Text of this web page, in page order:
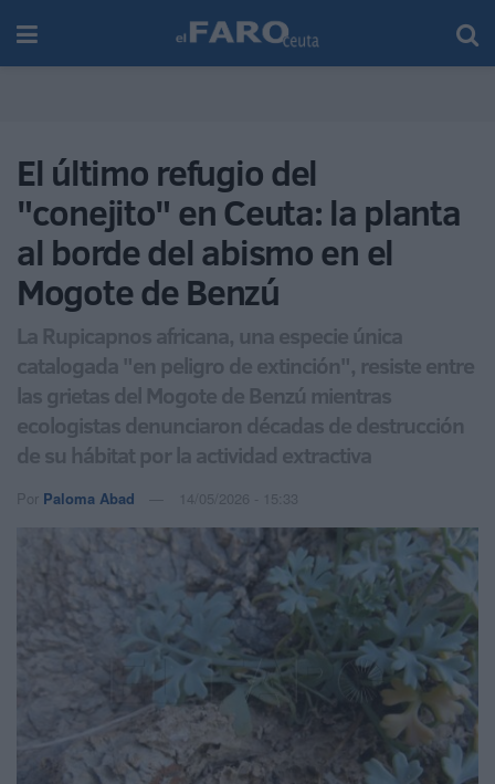
El último refugio del
"conejito" en Ceuta: la planta
al borde del abismo en el
Mogote de Benzú
La Rupicapnos africana, una especie única
catalogada "en peligro de extinción", resiste entre
las grietas del Mogote de Benzú mientras
ecologistas denunciaron décadas de destrucción
de su hábitat por la actividad extractiva
Por Paloma Abad 14/05/2026 - 15:33